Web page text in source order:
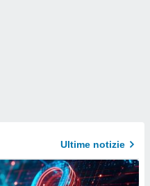
Ultime notizie